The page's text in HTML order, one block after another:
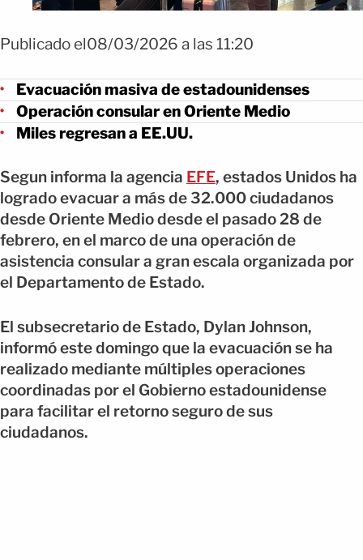
Publicado el08/03/2026 a las 11:20
Evacuación masiva de estadounidenses
Operación consular en Oriente Medio
Miles regresan a EE.UU.
Segun informa la agencia EFE, estados Unidos ha
logrado evacuar a más de 32.000 ciudadanos
desde Oriente Medio desde el pasado 28 de
febrero, en el marco de una operación de
asistencia consular a gran escala organizada por
el Departamento de Estado.
El subsecretario de Estado, Dylan Johnson,
informó este domingo que la evacuación se ha
realizado mediante múltiples operaciones
coordinadas por el Gobierno estadounidense
para facilitar el retorno seguro de sus
ciudadanos.